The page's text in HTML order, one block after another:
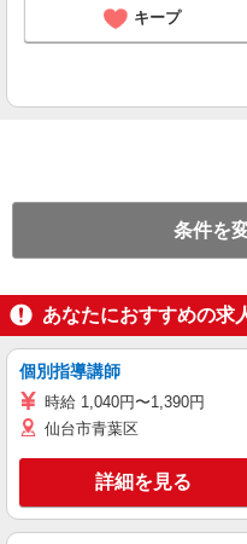
キープ
条件を
あなたにおすすめの求
個別指導講師
時給 1,040円〜1,390円
仙台市青葉区
詳細を見る